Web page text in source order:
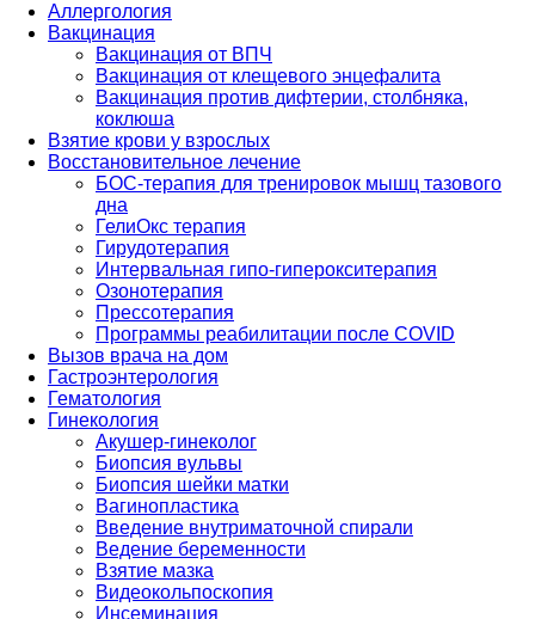
Аллергология
Вакцинация
Вакцинация от ВПЧ
Вакцинация от клещевого энцефалита
Вакцинация против дифтерии, столбняка,
коклюша
Взятие крови у взрослых
Восстановительное лечение
БОС-терапия для тренировок мышц тазового
дна
ГелиОкс терапия
Гирудотерапия
Интервальная гипо-гиперокситерапия
Озонотерапия
Прессотерапия
Программы реабилитации после СOVID
Вызов врача на дом
Гастроэнтерология
Гематология
Гинекология
Акушер-гинеколог
Биопсия вульвы
Биопсия шейки матки
Вагинопластика
Введение внутриматочной спирали
Ведение беременности
Взятие мазка
Видеокольпоскопия
Инсеминация